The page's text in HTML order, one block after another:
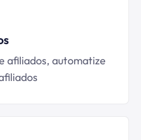
afiliados, automatize